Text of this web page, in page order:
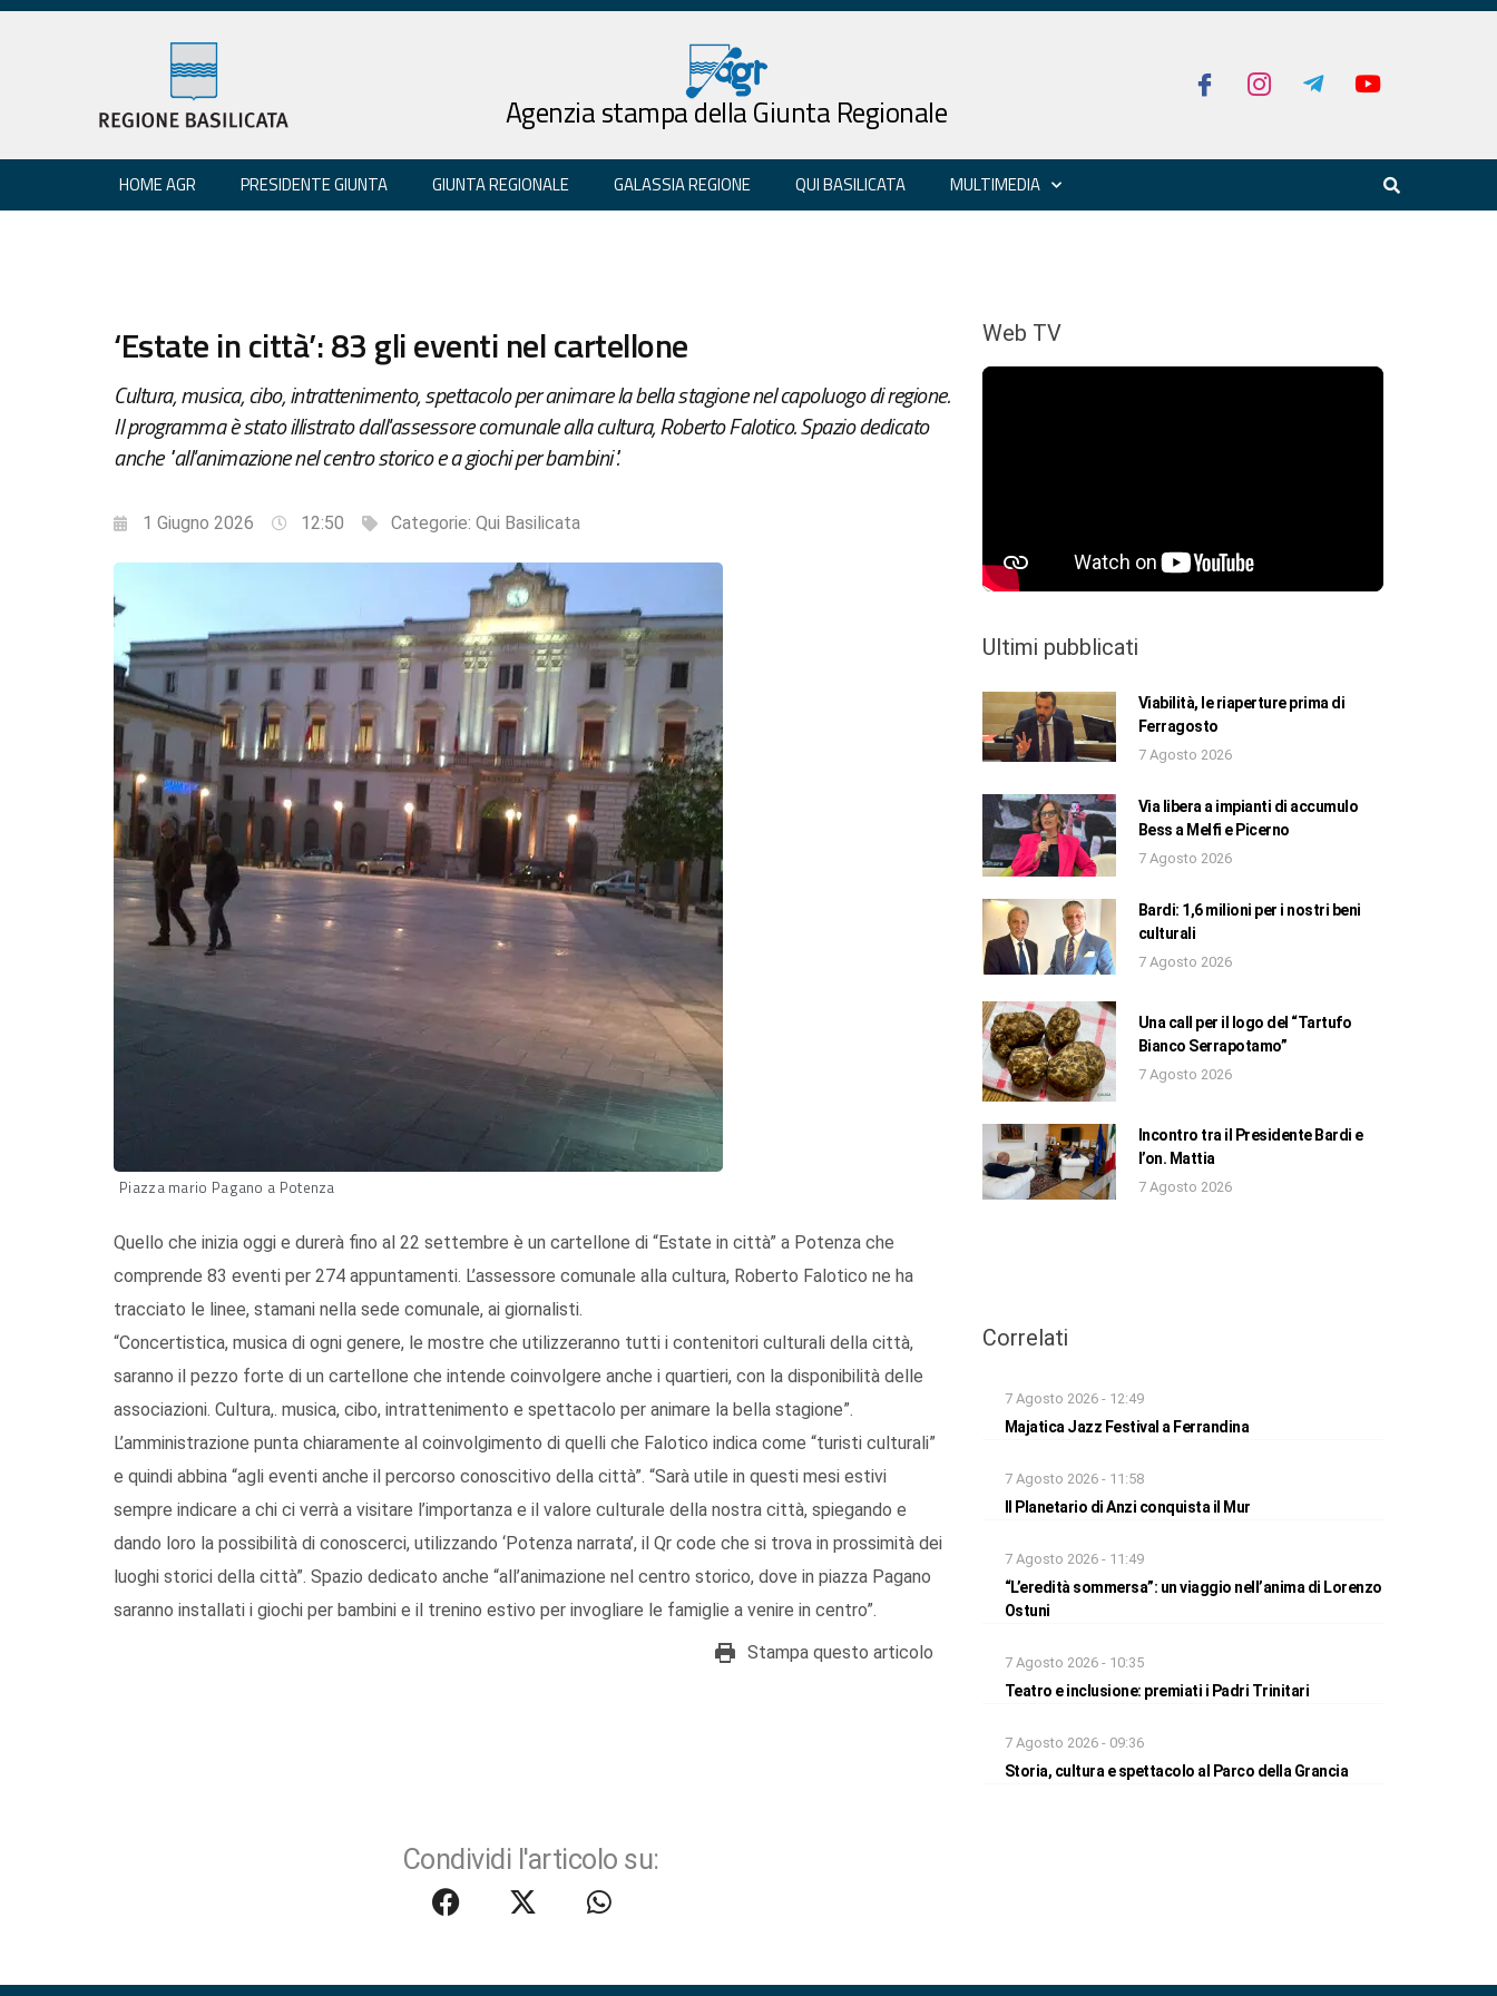
Agenzia stampa della Giunta Regionale
HOME AGR PRESIDENTE GIUNTA GIUNTA REGIONALE GALASSIA REGIONE QUI BASILICATA MULTIMEDIA
‘Estate in città’: 83 gli eventi nel cartellone
Cultura, musica, cibo, intrattenimento, spettacolo per animare la bella stagione nel capoluogo di regione.
Il programma è stato illistrato dall'assessore comunale alla cultura, Roberto Falotico. Spazio dedicato
anche "all'animazione nel centro storico e a giochi per bambini".
1 Giugno 2026 12:50 Categorie: Qui Basilicata
Piazza mario Pagano a Potenza
Quello che inizia oggi e durerà fino al 22 settembre è un cartellone di “Estate in città” a Potenza che
comprende 83 eventi per 274 appuntamenti. L’assessore comunale alla cultura, Roberto Falotico ne ha
tracciato le linee, stamani nella sede comunale, ai giornalisti.
“Concertistica, musica di ogni genere, le mostre che utilizzeranno tutti i contenitori culturali della città,
saranno il pezzo forte di un cartellone che intende coinvolgere anche i quartieri, con la disponibilità delle
associazioni. Cultura,. musica, cibo, intrattenimento e spettacolo per animare la bella stagione”.
L’amministrazione punta chiaramente al coinvolgimento di quelli che Falotico indica come “turisti culturali”
e quindi abbina “agli eventi anche il percorso conoscitivo della città”. “Sarà utile in questi mesi estivi
sempre indicare a chi ci verrà a visitare l’importanza e il valore culturale della nostra città, spiegando e
dando loro la possibilità di conoscerci, utilizzando ‘Potenza narrata’, il Qr code che si trova in prossimità dei
luoghi storici della città”. Spazio dedicato anche “all’animazione nel centro storico, dove in piazza Pagano
saranno installati i giochi per bambini e il trenino estivo per invogliare le famiglie a venire in centro”.
Stampa questo articolo
Condividi l'articolo su:
Web TV
Ultimi pubblicati
Viabilità, le riaperture prima di
Ferragosto
7 Agosto 2026
Via libera a impianti di accumulo
Bess a Melfi e Picerno
7 Agosto 2026
Bardi: 1,6 milioni per i nostri beni
culturali
7 Agosto 2026
Una call per il logo del “Tartufo
Bianco Serrapotamo”
7 Agosto 2026
Incontro tra il Presidente Bardi e
l’on. Mattia
7 Agosto 2026
Correlati
7 Agosto 2026 - 12:49
Majatica Jazz Festival a Ferrandina
7 Agosto 2026 - 11:58
Il Planetario di Anzi conquista il Mur
7 Agosto 2026 - 11:49
“L’eredità sommersa”: un viaggio nell’anima di Lorenzo
Ostuni
7 Agosto 2026 - 10:35
Teatro e inclusione: premiati i Padri Trinitari
7 Agosto 2026 - 09:36
Storia, cultura e spettacolo al Parco della Grancia